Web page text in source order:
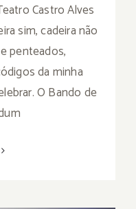
Castro Alves
sim, cadeira não
penteados,
da minha
O Bando de